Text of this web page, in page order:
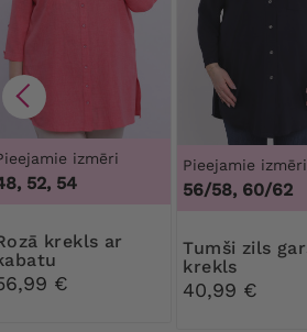
izmēri
52, 54
ar
€
Pieejamie izmēri
56/58, 60/62
Tumši zils garš
krekls
40,99 €